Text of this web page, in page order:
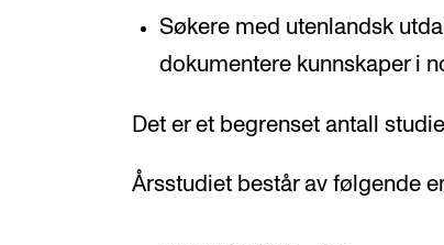
Søkere med utenlandsk
dokumentere kunnskaper i
Det er et begrenset antall
Årsstudiet består av følgende